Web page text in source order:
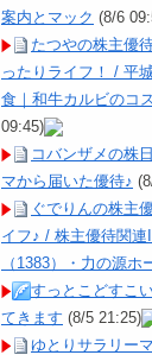
案内とマック (8/6
たつやの株主優
ったりライフ！ / 平
食｜和牛カルビのコ
09:45)
コバンザメの株
マから届いた優待♪
ぐでりんの株主
イフ♪ / 株主優待関連
（1383）・力の源ホ
すっとこどすこ
てきます (8/5 21:25)
ゆとりサラリー